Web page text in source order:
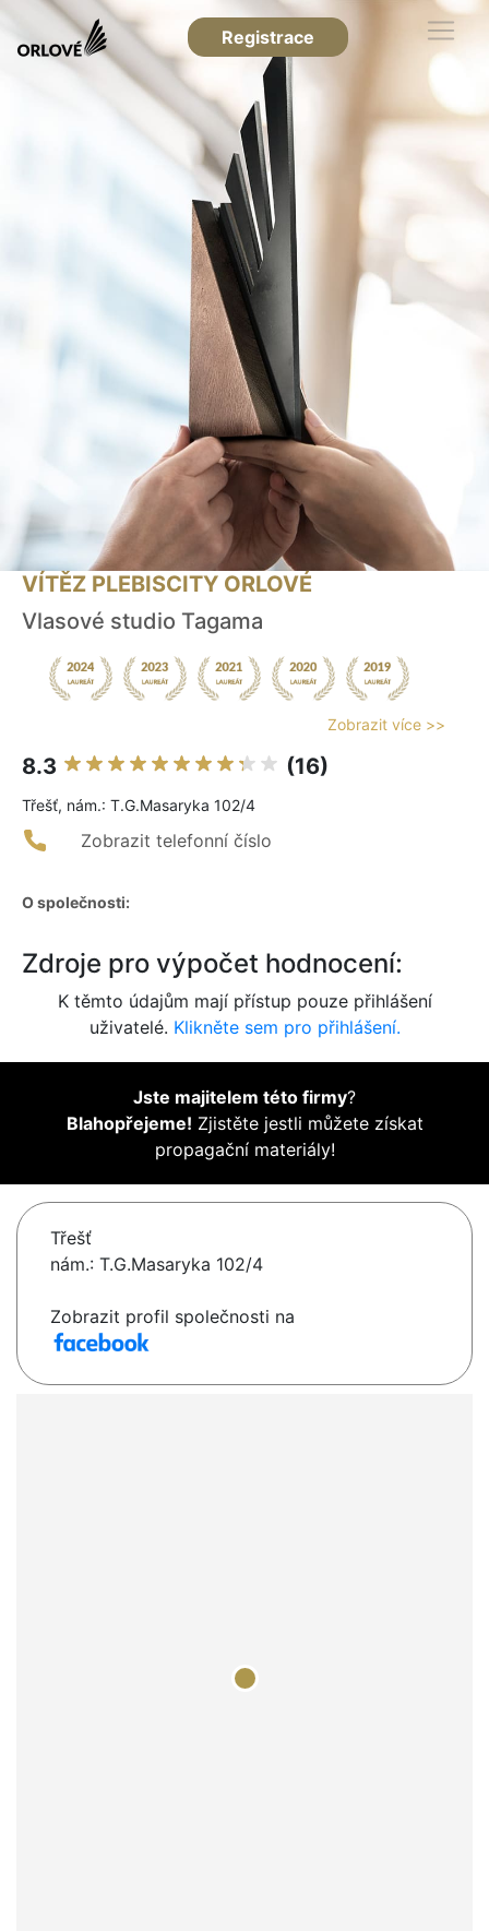
Registrace
VÍTĚZ PLEBISCITY ORLOVÉ
Vlasové studio Tagama
Zobrazit více >>
8.3 (16)
Třešť, nám.: T.G.Masaryka 102/4
Zobrazit telefonní číslo
O společnosti:
Zdroje pro výpočet hodnocení:
K těmto údajům mají přístup pouze přihlášení
uživatelé. Klikněte sem pro přihlášení.
Jste majitelem této firmy?
Blahopřejeme! Zjistěte jestli můžete získat
propagační materiály!
Třešť
nám.: T.G.Masaryka 102/4
Zobrazit profil společnosti na